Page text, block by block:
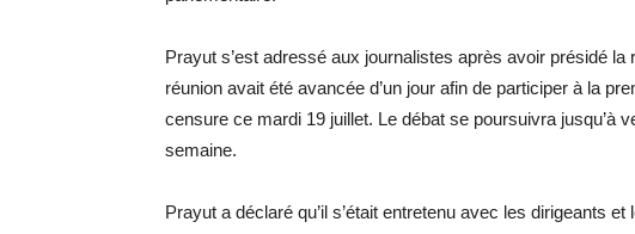
Prayut s’est adressé aux journalistes après avoir présidé
réunion avait été avancée d’un jour afin de participer à la
censure ce mardi 19 juillet. Le débat se poursuivra jusqu’à
semaine.
Prayut a déclaré qu’il s’était entretenu avec les dirigeants